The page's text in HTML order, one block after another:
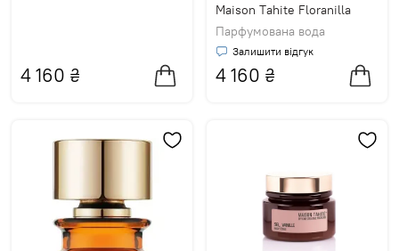
4 160 ₴
Maison Tahite Floranilla
Парфумована вода
Залишити відгук
4 160 ₴